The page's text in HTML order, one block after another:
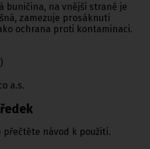
buničina, na vnější straně je
zamezuje prosáknutí
ochrana proti kontaminaci.
a.s.
přečtěte návod k použití.